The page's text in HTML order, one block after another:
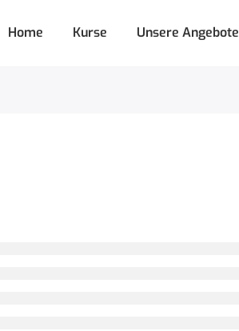
Home Kurse Unsere Angebote